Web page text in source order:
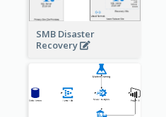
SMB Disaster
Recovery